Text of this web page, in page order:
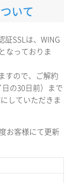
いて
証SSLは、WING
なっておりま
すので、ご解約
の30日前）まで
していただきま
お客様にて更新